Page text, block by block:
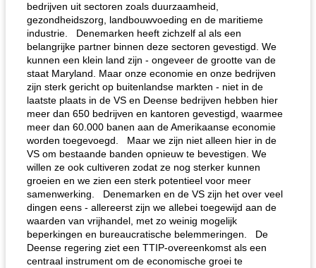
bedrijven uit sectoren zoals duurzaamheid,
gezondheidszorg, landbouwvoeding en de maritieme
industrie. Denemarken heeft zichzelf al als een
belangrijke partner binnen deze sectoren gevestigd. We
kunnen een klein land zijn - ongeveer de grootte van de
staat Maryland. Maar onze economie en onze bedrijven
zijn sterk gericht op buitenlandse markten - niet in de
laatste plaats in de VS en Deense bedrijven hebben hier
meer dan 650 bedrijven en kantoren gevestigd, waarmee
meer dan 60.000 banen aan de Amerikaanse economie
worden toegevoegd. Maar we zijn niet alleen hier in de
VS om bestaande banden opnieuw te bevestigen. We
willen ze ook cultiveren zodat ze nog sterker kunnen
groeien en we zien een sterk potentieel voor meer
samenwerking. Denemarken en de VS zijn het over veel
dingen eens - allereerst zijn we allebei toegewijd aan de
waarden van vrijhandel, met zo weinig mogelijk
beperkingen en bureaucratische belemmeringen. De
Deense regering ziet een TTIP-overeenkomst als een
centraal instrument om de economische groei te